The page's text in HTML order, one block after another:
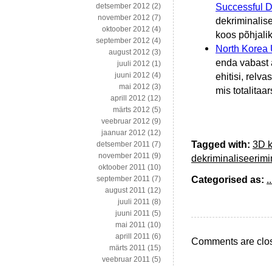
Successful
koos
North Korea
enda vabast
ehitisi,
mis
Tagged with: 3D
Categorised as:
Comments are
detsember 2012 (2)
november 2012 (7)
oktoober 2012 (4)
september 2012 (4)
august 2012 (3)
juuli 2012 (1)
juuni 2012 (4)
mai 2012 (3)
aprill 2012 (12)
märts 2012 (5)
veebruar 2012 (9)
jaanuar 2012 (12)
detsember 2011 (7)
november 2011 (9)
oktoober 2011 (10)
september 2011 (7)
august 2011 (12)
juuli 2011 (8)
juuni 2011 (5)
mai 2011 (10)
aprill 2011 (6)
märts 2011 (15)
veebruar 2011 (5)